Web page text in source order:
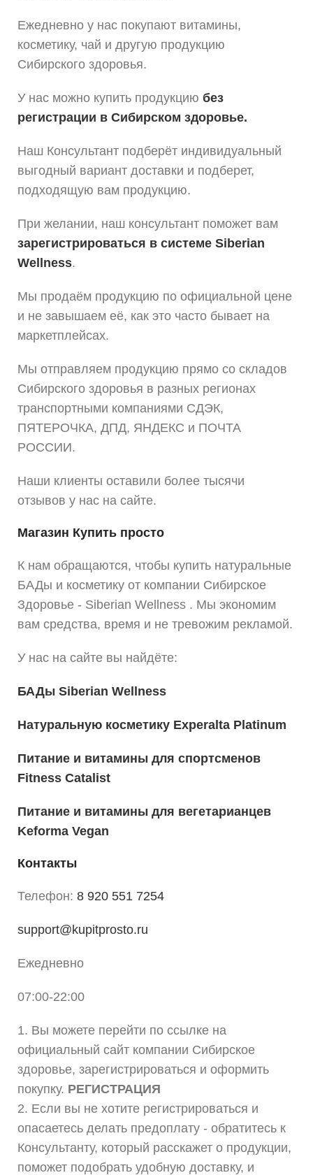
Ежедневно у нас покупают витамины,
косметику, чай и другую продукцию
Сибирского здоровья.
У нас можно купить продукцию без
регистрации в Сибирском здоровье.
Наш Консультант подберёт индивидуальный
выгодный вариант доставки и подберет,
подходящую вам продукцию.
При желании, наш консультант поможет вам
зарегистрироваться в системе Siberian
Wellness.
Мы продаём продукцию по официальной цене
и не завышаем её, как это часто бывает на
маркетплейсах.
Мы отправляем продукцию прямо со складов
Сибирского здоровья в разных регионах
транспортными компаниями СДЭК,
ПЯТЕРОЧКА, ДПД, ЯНДЕКС и ПОЧТА
РОССИИ.
Наши клиенты оставили более тысячи
отзывов у нас на сайте.
Магазин Купить просто
К нам обращаются, чтобы купить натуральные
БАДы и косметику от компании Сибирское
Здоровье - Siberian Wellness . Мы экономим
вам средства, время и не тревожим рекламой.
У нас на сайте вы найдёте:
БАДы Siberian Wellness
Натуральную косметику Experalta Platinum
Питание и витамины для спортсменов
Fitness Catalist
Питание и витамины для вегетарианцев
Keforma Vegan
Контакты
Телефон: 8 920 551 7254
support@kupitprosto.ru
Ежедневно
07:00-22:00
1. Вы можете перейти по ссылке на
официальный сайт компании Сибирское
здоровье, зарегистрироваться и оформить
покупку. РЕГИСТРАЦИЯ
2. Если вы не хотите регистрироваться и
опасаетесь делать предоплату - обратитесь к
Консультанту, который расскажет о продукции,
поможет подобрать удобную доставку, и